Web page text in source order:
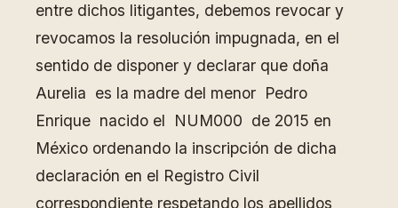
entre dichos litigantes, debemos revocar y
revocamos la resolución impugnada, en el
sentido de disponer y declarar que doña
Aurelia es la madre del menor Pedro
Enrique nacido el NUM000 de 2015 en
México ordenando la inscripción de dicha
declaración en el Registro Civil
correspondiente respetando los apellidos